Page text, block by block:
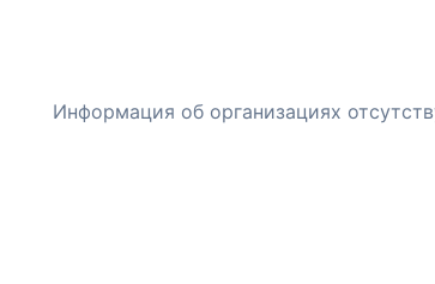
Информация об организациях